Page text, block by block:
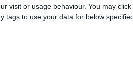
visit or usage behaviour. You may
tags to use your data for below